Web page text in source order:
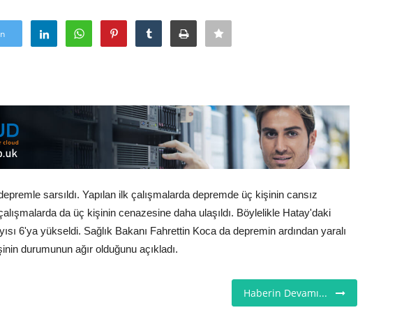
sarsıldı. Yapılan ilk çalışmalarda depremde üç kişinin cansız
da üç kişinin cenazesine daha ulaşıldı. Böylelikle Hatay'daki
6'ya yükseldi. Sağlık Bakanı Fahrettin Koca da depremin ardından yaralı
durumunun ağır olduğunu açıkladı.
Haberin Devamı...